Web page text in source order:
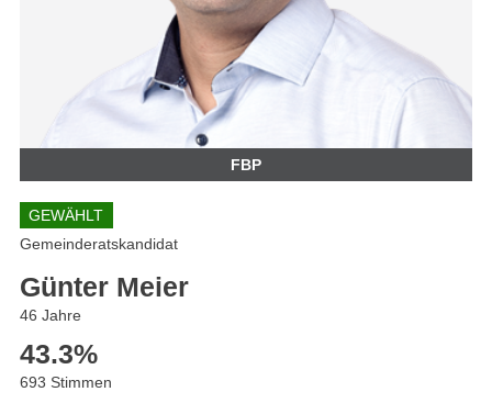
FBP
GEWÄHLT
Gemeinderatskandidat
Günter Meier
46 Jahre
43.3%
693 Stimmen